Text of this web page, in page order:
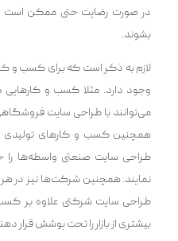
در صورت رضایت حتی ممکن است
بشوند.
لازم به ذکر است که برای کسب و
وجود دارد. مثلا کسب و
می‌توانند با طراحی سایت
همچنین کسب و کار‌های تولیدی و
طراحی سایت صنعتی واسطه‌ها
نمایند. همچنین شرکت‌ها نیز در هر
طراحی سایت شرکتی علاوه بر کسب
بیشتری از بازار را تحت پوشش قرار